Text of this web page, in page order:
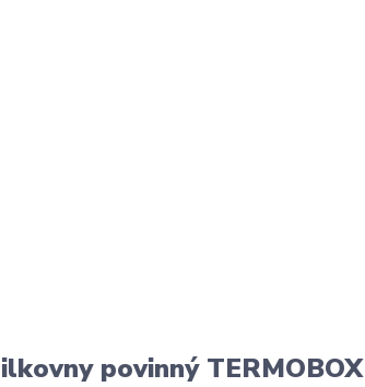
povinný TERMOBOX